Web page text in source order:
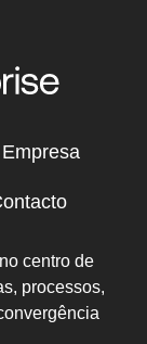
Empresa
centro de
processos,